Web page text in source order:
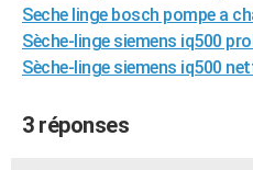
S'inscrire
Se connecter
Lycées
Collèges
Primaires
Universités
Entreprises
Service militaire
Avis de recherche
AVIS DE DÉCÈS
FORUM
Bricolage
Lifestyle
Culture
Sport
Auto
Television
Voyage
Cinema
Seche linge bosch pompe a
Sèche-linge siemens iq500
Sèche-linge siemens iq500
3 réponses